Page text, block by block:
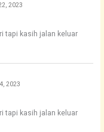
2023
tapi kasih jalan keluar
2023
tapi kasih jalan keluar